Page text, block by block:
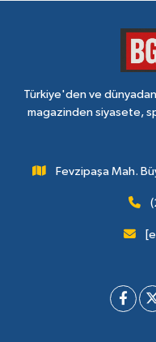
Türkiye'den ve
magazinden siyasete,
Fevzipaşa Mah.